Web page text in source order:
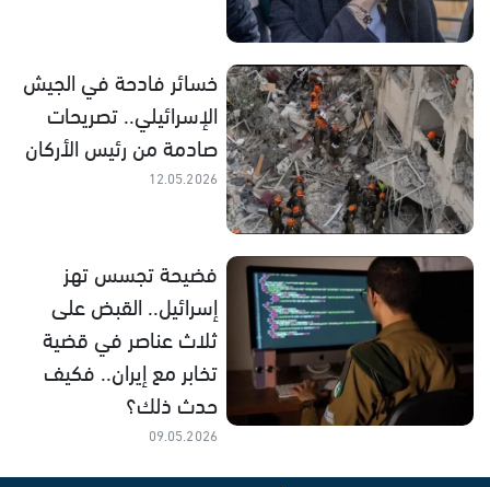
خسائر فادحة في الجيش
الإسرائيلي.. تصريحات
صادمة من رئيس الأركان
12.05.2026
فضيحة تجسس تهز
إسرائيل.. القبض على
ثلاث عناصر في قضية
تخابر مع إيران.. فكيف
حدث ذلك؟
09.05.2026